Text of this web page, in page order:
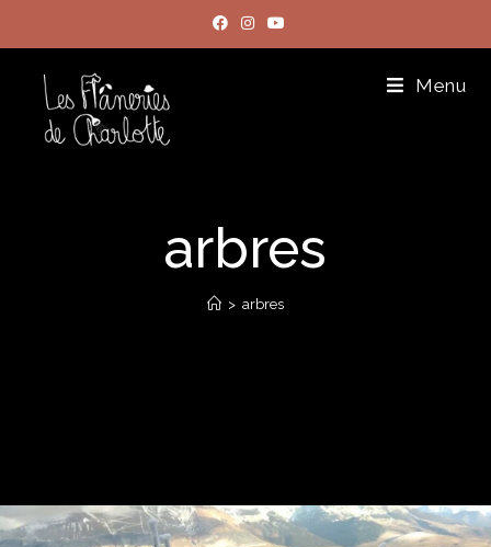
Menu
arbres
> arbres